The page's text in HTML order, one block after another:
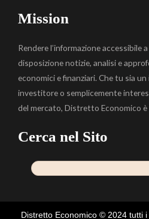
Mission
Rendere l’informazione accessibile
disposizione notizie, analisi e
economici e finanziari. Che tu sia
investitore o semplicemente
del mercato, Distretto Economico
Cerca nel Sito
Distretto Economico © 2024 tutti